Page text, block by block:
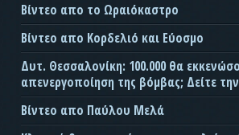
Βίντεο απο το Ωραιόκαστρο
Βίντεο απο Κορδελιό και Εύοσμο
Δυτ. Θεσσαλονίκη: 100.000 θα
απενεργοποίηση της βόμβας; Δείτε
Βίντεο απο Παύλου Μελά